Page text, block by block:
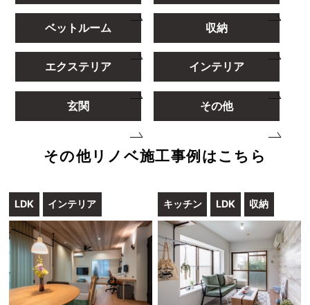
ベットルーム 収納
エクステリア インテリア
玄関 その他
その他リノベ施工事例はこちら
LDK インテリア キッチン LDK 収納